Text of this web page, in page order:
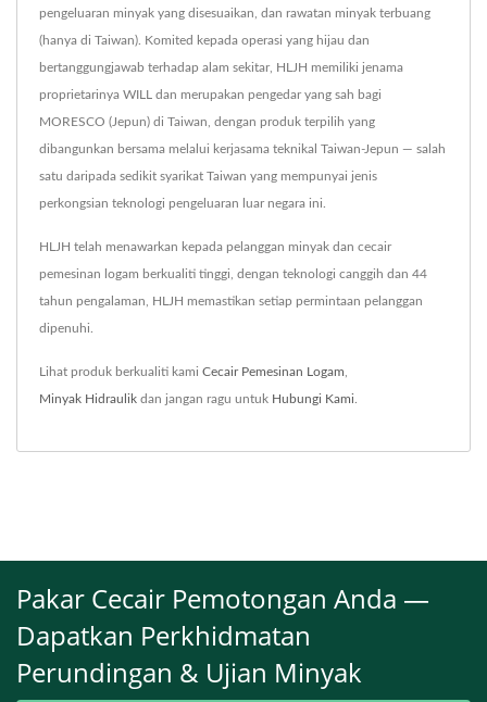
pengeluaran minyak yang disesuaikan, dan rawatan minyak terbuang
(hanya di Taiwan). Komited kepada operasi yang hijau dan
bertanggungjawab terhadap alam sekitar, HLJH memiliki jenama
proprietarinya WILL dan merupakan pengedar yang sah bagi
MORESCO (Jepun) di Taiwan, dengan produk terpilih yang
dibangunkan bersama melalui kerjasama teknikal Taiwan-Jepun — salah
satu daripada sedikit syarikat Taiwan yang mempunyai jenis
perkongsian teknologi pengeluaran luar negara ini.
HLJH telah menawarkan kepada pelanggan minyak dan cecair
pemesinan logam berkualiti tinggi, dengan teknologi canggih dan 44
tahun pengalaman, HLJH memastikan setiap permintaan pelanggan
dipenuhi.
Lihat produk berkualiti kami Cecair Pemesinan Logam
Minyak Hidraulik dan jangan ragu untuk Hubungi Kami
Pakar Cecair Pemotongan Anda —
Dapatkan Perkhidmatan
Perundingan & Ujian Minyak